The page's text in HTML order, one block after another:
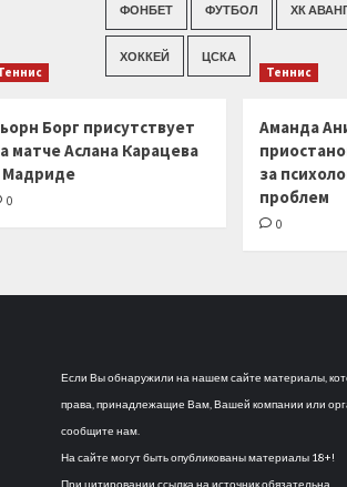
ФОНБЕТ ФУТБОЛ ХК
ХОККЕЙ ЦСКА
Борг присутствует
матче Аслана Карацева
Мадриде
0
Теннис
Аманда
за
проблем
0
Если Вы обнаружили на нашем сайте материалы,
права, принадлежащие Вам, Вашей компании или
сообщите нам.
На сайте могут быть опубликованы материалы 18+!
При цитировании ссылка на источник обязательна.